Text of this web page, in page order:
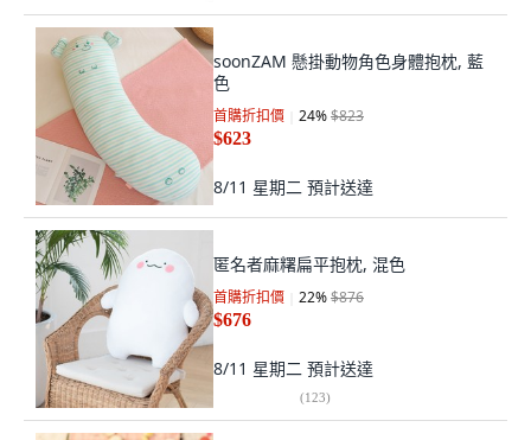
soonZAM 懸掛動物角色身體抱枕, 藍
色
首購折扣價 24%$823
$623
8/11 星期二 預計送達
匿名者麻糬扁平抱枕, 混色
首購折扣價 22%$876
$676
8/11 星期二 預計送達
(123)